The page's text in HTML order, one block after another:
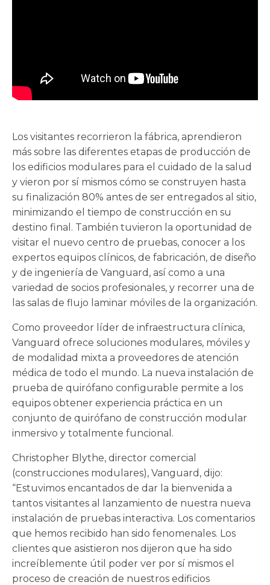
Los visitantes recorrieron la fábrica, aprendieron
más sobre las diferentes etapas de producción de
los edificios modulares para el cuidado de la salud
y vieron por sí mismos cómo se construyen hasta
su finalización 80% antes de ser entregados al sitio,
minimizando el tiempo de construcción en su
destino final. También tuvieron la oportunidad de
visitar el nuevo centro de pruebas, conocer a los
expertos equipos clínicos, de fabricación, de diseño
y de ingeniería de Vanguard, así como a una
variedad de socios profesionales, y recorrer una de
las salas de flujo laminar móviles de la organización.
Como proveedor líder de infraestructura clínica,
Vanguard ofrece soluciones modulares, móviles y
de modalidad mixta a proveedores de atención
médica de todo el mundo. La nueva instalación de
prueba de quirófano configurable permite a los
equipos obtener experiencia práctica en un
conjunto de quirófano de construcción modular
inmersivo y totalmente funcional.
Christopher Blythe, director comercial
(construcciones modulares), Vanguard, dijo:
“Estuvimos encantados de dar la bienvenida a
tantos visitantes al lanzamiento de nuestra nueva
instalación de pruebas interactiva. Los comentarios
que hemos recibido han sido fenomenales. Los
clientes que asistieron nos dijeron que ha sido
increíblemente útil poder ver por sí mismos el
proceso de creación de nuestros edificios